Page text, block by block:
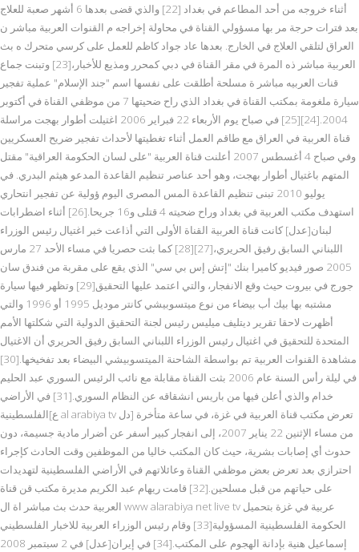
أثناء خروجه من أحد المطاعم في بغداد [22] والذي قضى بعدها 6 أشهر صعبة للعلاج
بعد فترات حرجة مر بها مسؤولي القناة في محاولة إخراجه م القنوات العربية مباشر ن
العراق لتلقي العلاج في الخارج. بعدها عاد جواد كاظم للعمل على كرسي متحرك ه بث
العربية مباشر ذه المرة في مقر القناة في دبي كمحرر ومذيع للأخبار،[23] وتبنت جماع
قنات العربيه مباشر ة مسلحة أطلقت على نفسها اسم "جند الإسلام" عملية تفجير
سيارة ملغومة بمكتب القناة في بغداد الذي راح ضحيتها 7 من موظفي القناة في أكتوبر
2004.[24][25] في صباح يوم الأربعاء 22 فبراير 2006 اغتيلت أطوار بهجت مراسلة
قناة العربية في العراق مع طاقم العمل أثناء تغطيتها لأحداث تفجير ضريح العسكريين
وفي صباح 4 أغسطس 2007 أعلنت قناة العربية "على لسان الحكومة العراقية" مقتل
المتهم باغتيال أطوار بهجت، وهو أحد عناصر تنظيم القاعدة المدعو هيثم البدري. في
يوليو 2010 تبنى تنظيم القاعدة المس المصرى اليوم ؤولية عن تفجير انتحاري
استهدف مكتب العربية في بغداد وراح ضحيته 4 قتلى و16 جريحا.[26] أثناء اضطرابات
لبنان[عدل] كانت قناة العربية القناة الأولى التي أذاعت خبر اغتيال رئيس الوزراء
اللبناني السابق رفيق الحريري،[27][28] كما بثت حصريا في مساء الأحد 27 مارس
2005 صور فيديو كاميرا بنك "إتش إس بي سي" الذي يقع على مقربة من فندق سان
جورج في بيروت حيث وقع الانفجار، والتي اعتمد عليها التحقيق[29] وتظهر فيها سيارة
مشتبه بها بيك أب بيضاء من نوع ميتسوبيشي كانتر موديل 1995 أو 1996 والتي
أظهرت لاحقا تقرير ديتليف ميليس رئيس لجنة التحقيق الدولية التي شكلتها الأمم
المتحدة للتحقيق في اغتيال رئيس الوزراء اللبناني السابق رفيق الحريري أن الاغتيال
مشاهدة القنوات العربية تم بواسطة الشاحنة الميتسوبيشي البيضاء بعد تفخيخها.[30]
في ليلة رأس السنة عام 2006 بثت القناة مقابلة مع نائب الرئيس السوري عبد الحليم
خدام والذي أعلن فيها من باريس انشقاقه عن النظام السوري.[31] في الأراضي
الفلسطينية[ع al arabiya tv دل] تعرض مكتب قناة العربية في غزة، في ساعة متأخرة
من مساء الإثنين 22 يناير 2007، إلى انفجار كبير أسفر عن أضرار مادية جسيمة، دون
حدوث أي إصابات بشرية، حيث كان المكتب خاليا من الموظفين وقت الحادث كإجراء
احترازي بعد تعرض بعض موظفي القناة وعائلاتهم في الأراضي الفلسطينية لتهديدات
على حياتهم من قبل مسلحين.[32] قامت ريهام عبد الكريم مديرة مكتب قن قناة
العربية حدث بث مباشر اة ال www alarabiya net live tv عربية في غزة بتحميل
الحكومة الفلسطينية المسؤولية[33] وقام رئيس الوزراء العربية للاخبار الفلسطيني
إسماعيل هنية بإدانة الهجوم على المكتب.[34] في إيران[عدل] في 2 سبتمبر 2008